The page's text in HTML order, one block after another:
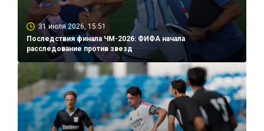
31 июля 2026, 15:51
Последствия финала ЧМ-2026: ФИФА начала
расследование против звезд